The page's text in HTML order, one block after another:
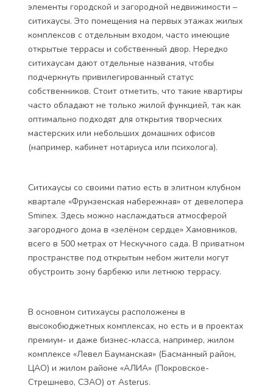
элементы городской и загородной недвижимости –
ситихаусы. Это помещения на первых этажах жилых
комплексов с отдельным входом, часто имеющие
открытые террасы и собственный двор. Нередко
ситихаусам дают отдельные названия, чтобы
подчеркнуть привилегированный статус
собственников. Стоит отметить, что такие квартиры
часто обладают не только жилой функцией, так как
оптимально подходят для открытия творческих
мастерских или небольших домашних офисов
(например, кабинет нотариуса или психолога).
Ситихаусы со своими патио есть в элитном клубном
квартале «Фрунзенская набережная» от девелопера
Sminex. Здесь можно наслаждаться атмосферой
загородного дома в «зелёном сердце» Хамовников,
всего в 500 метрах от Нескучного сада. В приватном
пространстве под открытым небом жители могут
обустроить зону барбекю или летнюю террасу.
В основном ситихаусы расположены в
высокобюджетных комплексах, но есть и в проектах
премиум- и даже бизнес-класса, например, жилом
комплексе «Левел Бауманская» (Басманный район,
ЦАО) и жилом районе «АЛИА» (Покровское-
Стрешнево, СЗАО) от Asterus.